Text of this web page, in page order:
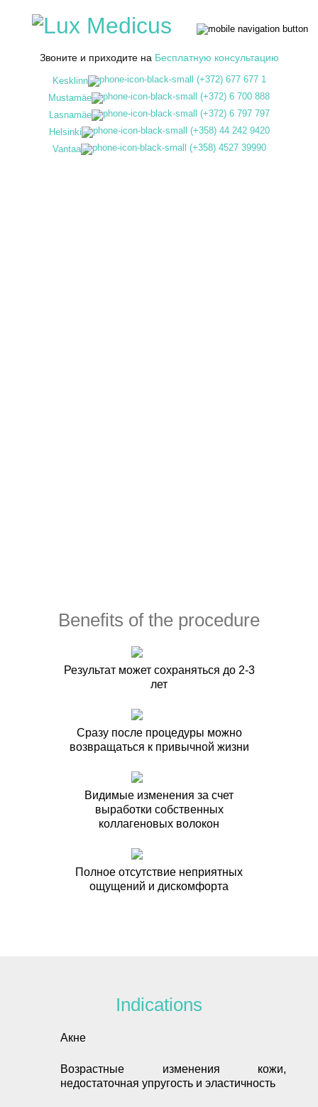
Звоните и приходите на Бесплатную консультацию
Kesklinn
(+372) 677 677 1
Mustamäe
(+372) 6 700 888
Lasnamäe
(+372) 6 797 797
Helsinki
(+358) 44 242 9420
Vantaa
(+358) 4527 39990
Benefits of the procedure
Результат может сохраняться до 2-3
лет
Сразу после процедуры можно
возвращаться к привычной жизни
Видимые изменения за счет
выработки собственных
коллагеновых волокон
Полное отсутствие неприятных
ощущений и дискомфорта
Indications
Акне
Возрастные изменения кожи,
недостаточная упругость и эластичность